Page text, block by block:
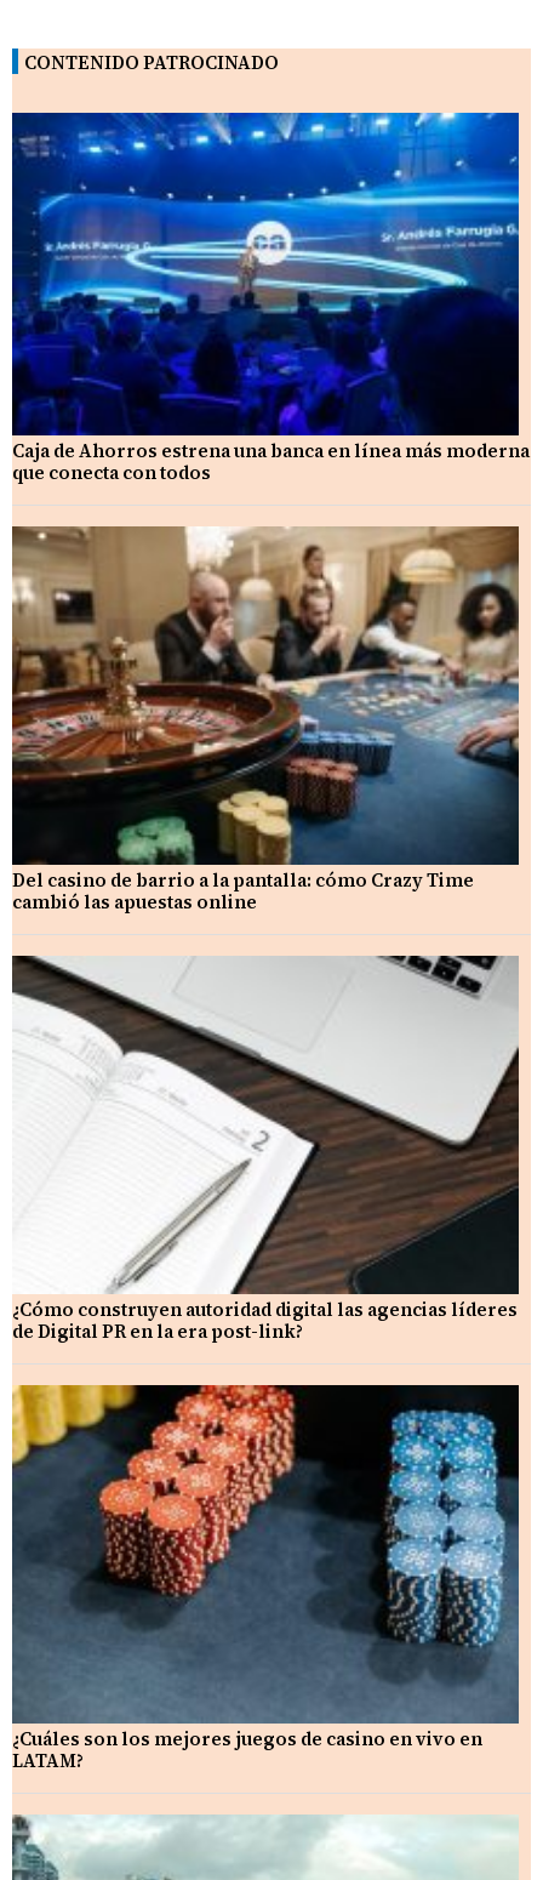
CONTENIDO PATROCINADO
Caja de Ahorros estrena una banca en línea más moderna
que conecta con todos
Del casino de barrio a la pantalla: cómo Crazy Time
cambió las apuestas online
¿Cómo construyen autoridad digital las agencias líderes
de Digital PR en la era post-link?
¿Cuáles son los mejores juegos de casino en vivo en
LATAM?